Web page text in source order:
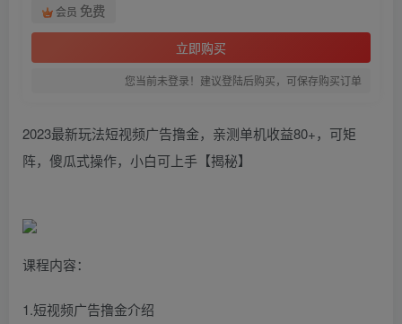
会员 免费
立即购买
您当前未登录！建议登陆后购买，可保存购买订单
2023最新玩法短视频广告撸金，亲测单机收益80+，可矩
阵，傻瓜式操作，小白可上手【揭秘】
课程内容：
1.短视频广告撸金介绍